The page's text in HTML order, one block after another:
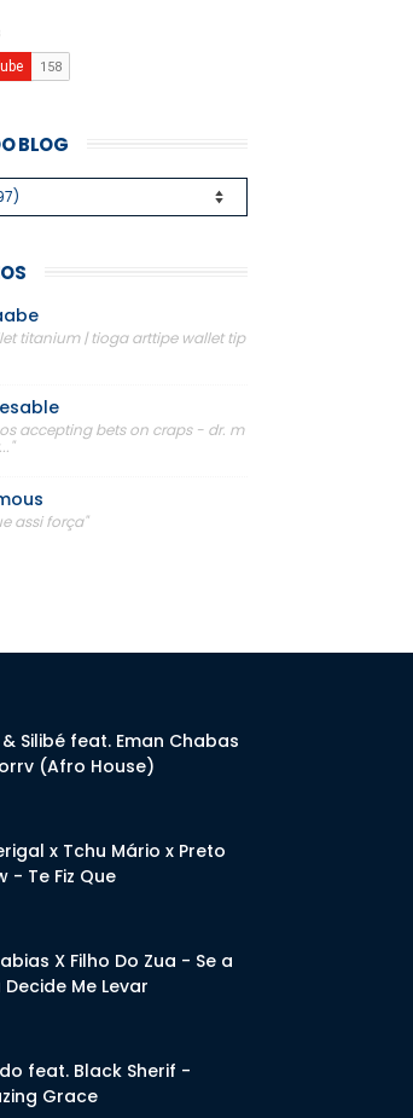
BLOG
titanium | tioga arttipe wallet tip
accepting bets on craps - dr. m
assi força"
& Silibé feat. Eman Chabas
(Afro House)
x Tchu Mário x Preto
- Te Fiz Que
X Filho Do Zua - Se a
Me Levar
feat. Black Sherif -
Grace